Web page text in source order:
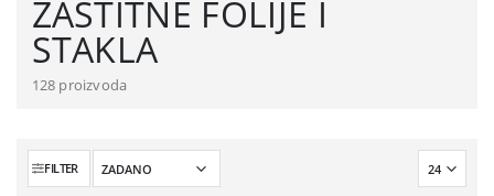
ZAŠTITNE FOLIJE I
STAKLA
128 proizvoda
FILTER